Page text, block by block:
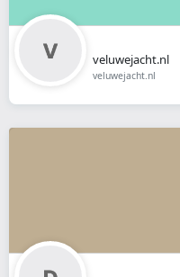
veluwejacht.nl
veluwejacht.nl